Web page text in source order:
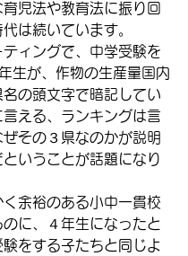
児法や教育法に振り回
は続いています。
ィングで、中学受験を
生が、作物の生産量国内
の頭文字で暗記してい
える、ランキングは言
ぜその３県なのかが説明
いうことが話題になり
余裕のある小中一貫校
のに、４年生になったと
をする子たちと同じよ